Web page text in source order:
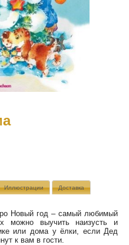
Иллюстрации Доставка
Новый год – самый любимый
можно выучить наизусть и
или дома у ёлки, если Дед
к вам в гости.